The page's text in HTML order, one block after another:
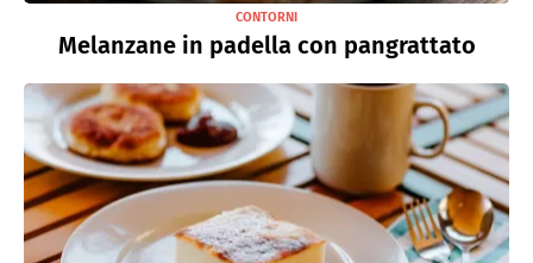
CONTORNI
Melanzane in padella con pangrattato